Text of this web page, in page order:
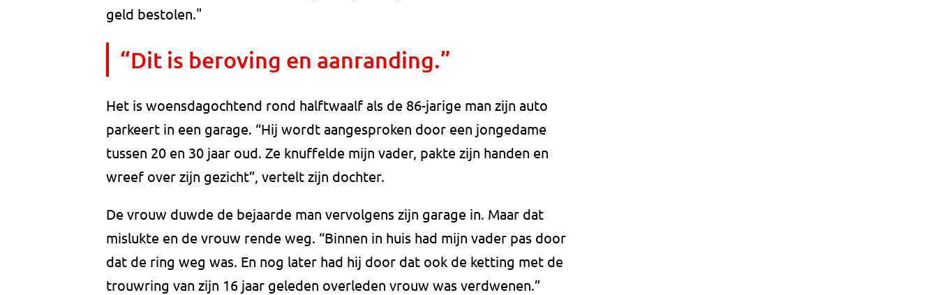
geld bestolen."
“Dit is beroving en aanranding.”
Het is woensdagochtend rond halftwaalf als de 86-jarige man zijn auto
parkeert in een garage. “Hij wordt aangesproken door een jongedame
tussen 20 en 30 jaar oud. Ze knuffelde mijn vader, pakte zijn handen en
wreef over zijn gezicht”, vertelt zijn dochter.
De vrouw duwde de bejaarde man vervolgens zijn garage in. Maar dat
mislukte en de vrouw rende weg. “Binnen in huis had mijn vader pas door
dat de ring weg was. En nog later had hij door dat ook de ketting met de
trouwring van zijn 16 jaar geleden overleden vrouw was verdwenen.”